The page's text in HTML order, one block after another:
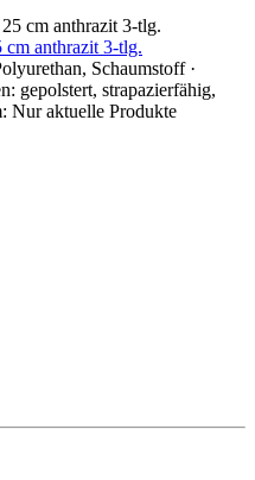
cm anthrazit 3-tlg.
Schaumstoff ·
gepolstert, strapazierfähig,
Nur aktuelle Produkte